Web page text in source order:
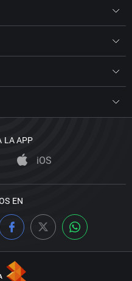
LA APP
iOS
EN